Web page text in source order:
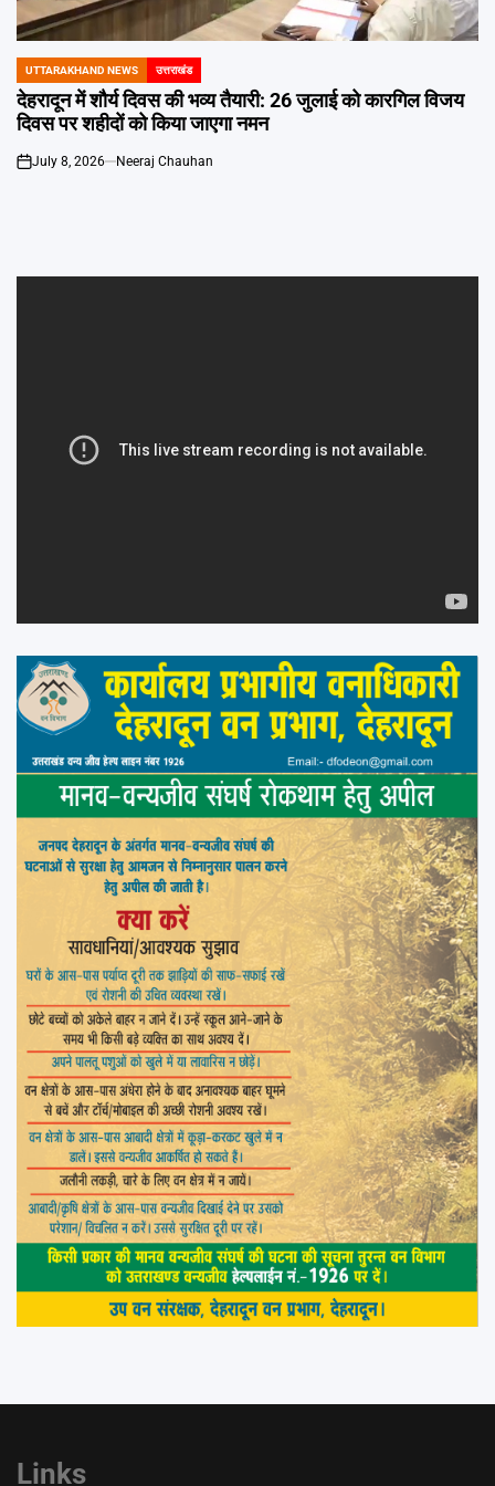
POSTED
IN
UTTARAKHAND NEWS उत्तराखंड
देहरादून में शौर्य दिवस की भव्य तैयारी: 26 जुलाई को कारगिल विजय
दिवस पर शहीदों को किया जाएगा नमन
on
July 8, 2026 Neeraj Chauhan
Links